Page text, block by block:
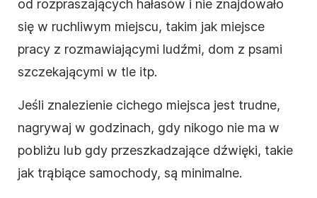
od rozpraszających hałasów i nie znajdowało
się w ruchliwym miejscu, takim jak miejsce
pracy z rozmawiającymi ludźmi, dom z psami
szczekającymi w tle itp.
Jeśli znalezienie cichego miejsca jest trudne,
nagrywaj w godzinach, gdy nikogo nie ma w
pobliżu lub gdy przeszkadzające dźwięki, takie
jak trąbiące samochody, są minimalne.